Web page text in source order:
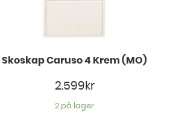
Skoskap Caruso 4 Krem (MO)
2.599 kr
2 på lager